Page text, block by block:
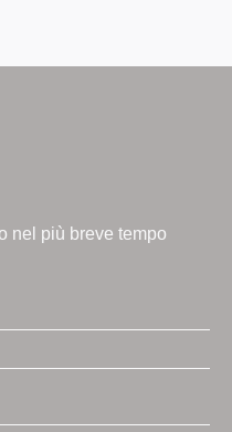
con
nel più breve tempo